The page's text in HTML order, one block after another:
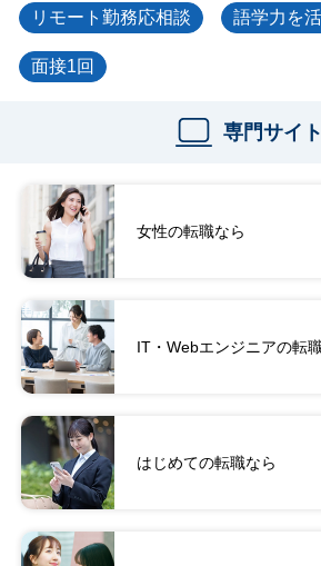
リモート勤務応相談 語学力を
面接1回
専門サイト
女性の転職なら
IT・Webエンジニアの転
はじめての転職なら